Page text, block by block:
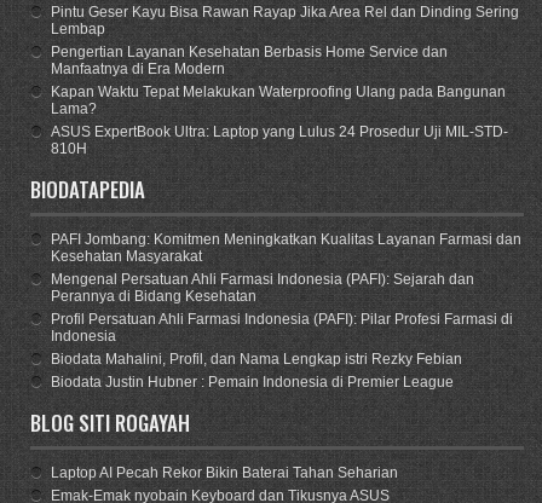
Pintu Geser Kayu Bisa Rawan Rayap Jika Area Rel dan Dinding Sering
Lembap
Pengertian Layanan Kesehatan Berbasis Home Service dan
Manfaatnya di Era Modern
Kapan Waktu Tepat Melakukan Waterproofing Ulang pada Bangunan
Lama?
ASUS ExpertBook Ultra: Laptop yang Lulus 24 Prosedur Uji MIL-STD-
810H
BIODATAPEDIA
PAFI Jombang: Komitmen Meningkatkan Kualitas Layanan Farmasi dan
Kesehatan Masyarakat
Mengenal Persatuan Ahli Farmasi Indonesia (PAFI): Sejarah dan
Perannya di Bidang Kesehatan
Profil Persatuan Ahli Farmasi Indonesia (PAFI): Pilar Profesi Farmasi di
Indonesia
Biodata Mahalini, Profil, dan Nama Lengkap istri Rezky Febian
Biodata Justin Hubner : Pemain Indonesia di Premier League
BLOG SITI ROGAYAH
Laptop AI Pecah Rekor Bikin Baterai Tahan Seharian
Emak-Emak nyobain Keyboard dan Tikusnya ASUS